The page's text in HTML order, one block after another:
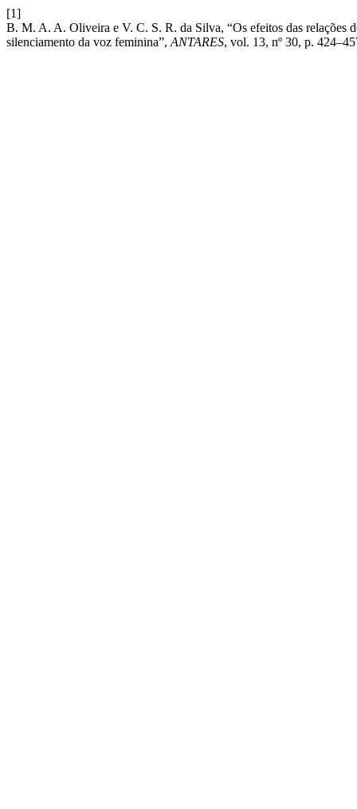
[1]
B. M. A. A. Oliveira e V. C. S. R. da Silva, “Os efeitos das relações
silenciamento da voz feminina”, ANTARES, vol. 13, nº 30, p.